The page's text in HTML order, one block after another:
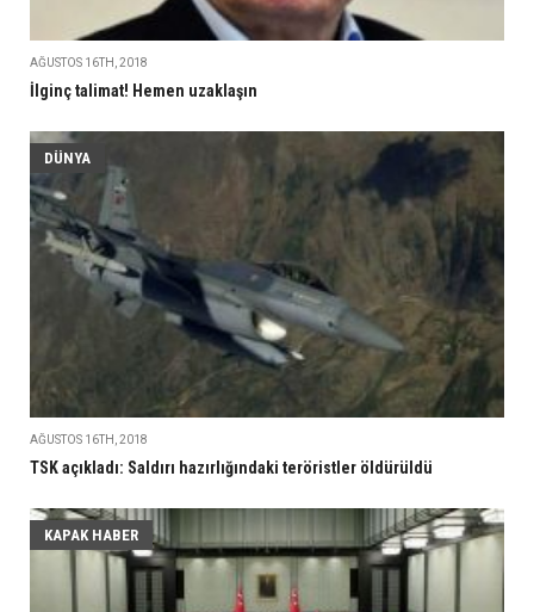
AĞUSTOS 16TH, 2018
İlginç talimat! Hemen uzaklaşın
DÜNYA
AĞUSTOS 16TH, 2018
TSK açıkladı: Saldırı hazırlığındaki teröristler öldürüldü
KAPAK HABER